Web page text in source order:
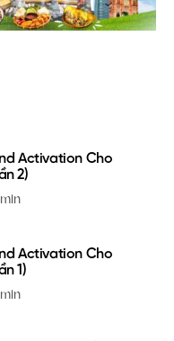
Activation Cho
2)
Activation Cho
1)